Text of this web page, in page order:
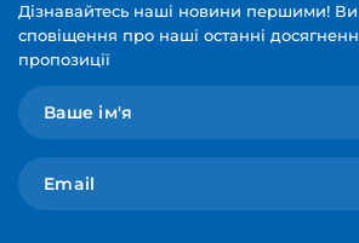
Дізнавайтесь наші новини першими! Ви
сповіщення про наші останні
пропозиції